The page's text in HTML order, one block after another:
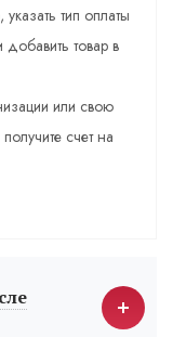
тип оплаты
товар в
или свою
счет на